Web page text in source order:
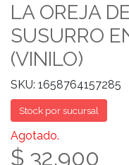
LA OREJA
SUSURRO
(VINILO)
SKU: 1658764157285
Stock por sucursal
Agotado.
$ 32.900